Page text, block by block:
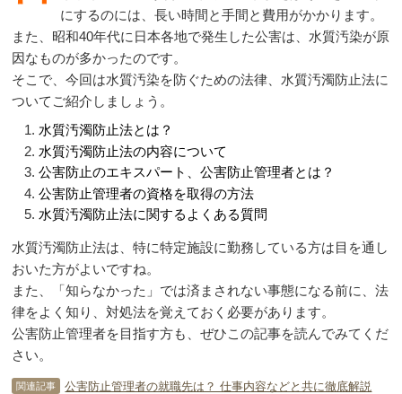
にするのには、長い時間と手間と費用がかかります。
また、昭和40年代に日本各地で発生した公害は、水質汚染が原
因なものが多かったのです。
そこで、今回は水質汚染を防ぐための法律、水質汚濁防止法に
ついてご紹介しましょう。
水質汚濁防止法とは？
水質汚濁防止法の内容について
公害防止のエキスパート、公害防止管理者とは？
公害防止管理者の資格を取得の方法
水質汚濁防止法に関するよくある質問
水質汚濁防止法は、特に特定施設に勤務している方は目を通し
おいた方がよいですね。
また、「知らなかった」では済まされない事態になる前に、法
律をよく知り、対処法を覚えておく必要があります。
公害防止管理者を目指す方も、ぜひこの記事を読んでみてくだ
さい。
関連記事 公害防止管理者の就職先は？ 仕事内容などと共に徹底解説